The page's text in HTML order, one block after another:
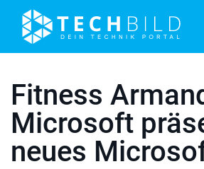
Fitness
Microsoft
neues